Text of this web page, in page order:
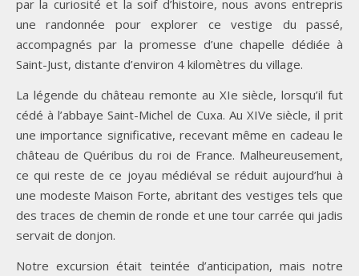
par la curiosité et la soif d’histoire, nous avons entrepris
une randonnée pour explorer ce vestige du passé,
accompagnés par la promesse d’une chapelle dédiée à
Saint-Just, distante d’environ 4 kilomètres du village.
La légende du château remonte au XIe siècle, lorsqu’il fut
cédé à l’abbaye Saint-Michel de Cuxa. Au XIVe siècle, il prit
une importance significative, recevant même en cadeau le
château de Quéribus du roi de France. Malheureusement,
ce qui reste de ce joyau médiéval se réduit aujourd’hui à
une modeste Maison Forte, abritant des vestiges tels que
des traces de chemin de ronde et une tour carrée qui jadis
servait de donjon.
Notre excursion était teintée d’anticipation, mais notre